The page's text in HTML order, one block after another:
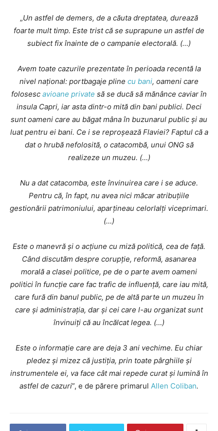
„Un astfel de demers, de a căuta dreptatea, durează
foarte mult timp. Este trist că se suprapune un astfel de
subiect fix înainte de o campanie electorală. (…)
Avem toate cazurile prezentate în perioada recentă la
nivel național: portbagaje pline cu bani, oameni care
folosesc avioane private să se ducă să mănânce caviar în
insula Capri, iar asta dintr-o mită din bani publici. Deci
sunt oameni care au băgat mâna în buzunarul public și au
luat pentru ei bani. Ce i se reproșează Flaviei? Faptul că a
dat o hrubă nefolosită, o catacombă, unui ONG să
realizeze un muzeu. (…)
Nu a dat catacomba, este învinuirea care i se aduce.
Pentru că, în fapt, nu avea nici măcar atribuțiile
gestionării patrimoniului, aparțineau celorlalți viceprimari.
(…)
Este o manevră și o acțiune cu miză politică, cea de față.
Când discutăm despre corupție, reformă, asanarea
morală a clasei politice, pe de o parte avem oameni
politici în funcție care fac trafic de influență, care iau mită,
care fură din banul public, pe de altă parte un muzeu în
care și administrația, dar și cei care l-au organizat sunt
învinuiți că au încălcat legea. (…)
Este o informație care are deja 3 ani vechime. Eu chiar
pledez și mizez că justiția, prin toate pârghiile și
instrumentele ei, va face cât mai repede curat și lumină în
astfel de cazuri”, e de părere primarul Allen Coliban.